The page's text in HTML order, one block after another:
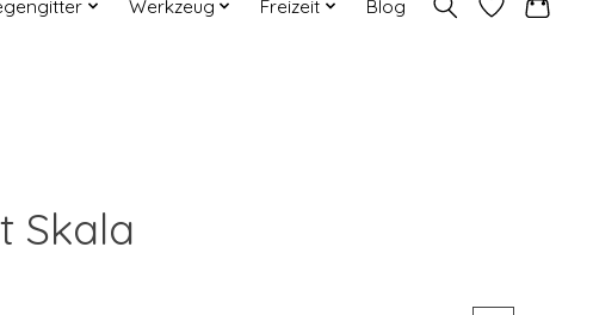
Werkzeug Freizeit Blog
Skala